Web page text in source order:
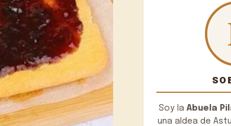
Soy la Abuela
una aldea de